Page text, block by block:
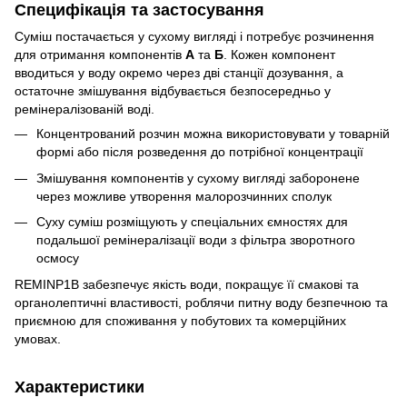
Специфікація та застосування
Суміш постачається у сухому вигляді і потребує розчинення
для отримання компонентів А та Б. Кожен компонент
вводиться у воду окремо через дві станції дозування, а
остаточне змішування відбувається безпосередньо у
ремінералізованій воді.
Концентрований розчин можна використовувати у товарній
формі або після розведення до потрібної концентрації
Змішування компонентів у сухому вигляді заборонене
через можливе утворення малорозчинних сполук
Суху суміш розміщують у спеціальних ємностях для
подальшої ремінералізації води з фільтра зворотного
осмосу
REMINP1B забезпечує якість води, покращує її смакові та
органолептичні властивості, роблячи питну воду безпечною та
приємною для споживання у побутових та комерційних
умовах.
Характеристики